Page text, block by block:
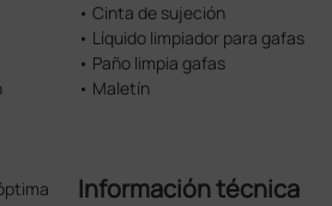
• Cinta de sujeción
• Líquido limpiador para gafas
• Paño limpia gafas
• Maletín
Información técnica